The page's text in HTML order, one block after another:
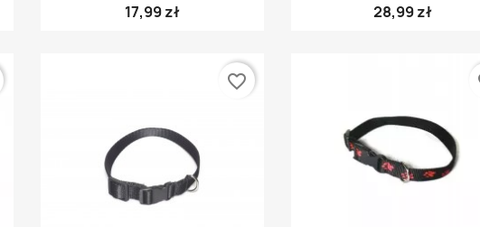
17,99 zł 28,99 zł
favorite_border